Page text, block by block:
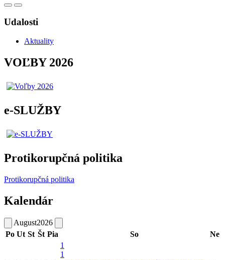
Udalosti
Aktuality
VOĽBY 2026
e-SLUŽBY
Protikorupčná politika
Protikorupčná politika
Kalendár
August2026
Po Ut St Št Pia So Ne
1
1